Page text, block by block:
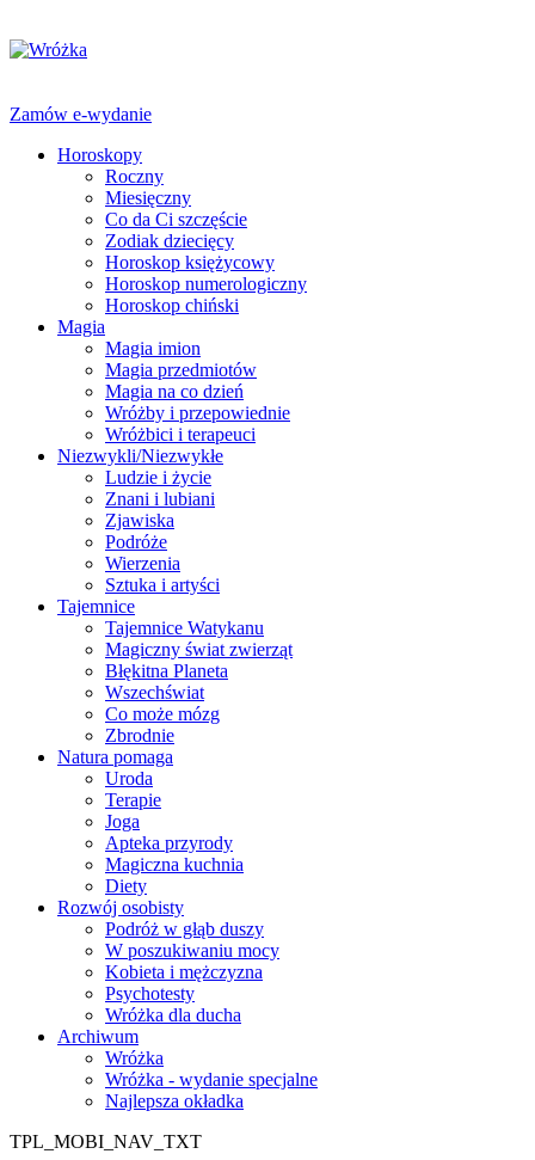
Zamów e-wydanie
Horoskopy
Roczny
Miesięczny
Co da Ci szczęście
Zodiak dziecięcy
Horoskop księżycowy
Horoskop numerologiczny
Horoskop chiński
Magia
Magia imion
Magia przedmiotów
Magia na co dzień
Wróżby i przepowiednie
Wróżbici i terapeuci
Niezwykli/Niezwykłe
Ludzie i życie
Znani i lubiani
Zjawiska
Podróże
Wierzenia
Sztuka i artyści
Tajemnice
Tajemnice Watykanu
Magiczny świat zwierząt
Błękitna Planeta
Wszechświat
Co może mózg
Zbrodnie
Natura pomaga
Uroda
Terapie
Joga
Apteka przyrody
Magiczna kuchnia
Diety
Rozwój osobisty
Podróż w głąb duszy
W poszukiwaniu mocy
Kobieta i mężczyzna
Psychotesty
Wróżka dla ducha
Archiwum
Wróżka
Wróżka - wydanie specjalne
Najlepsza okładka
TPL_MOBI_NAV_TXT